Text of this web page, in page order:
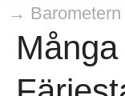
→ Barometern